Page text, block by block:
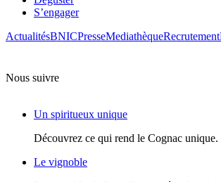
S’engager
ActualitésBNICPresseMediathèqueRecrutement
Nous suivre
Un spiritueux unique
Découvrez ce qui rend le Cognac unique.
Le vignoble